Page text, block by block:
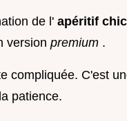
de l' apéritif
version premium .
compliquée. C'est
patience.